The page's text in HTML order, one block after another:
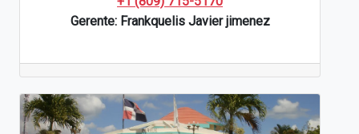
Gerente: Frankquelis Javier jimenez